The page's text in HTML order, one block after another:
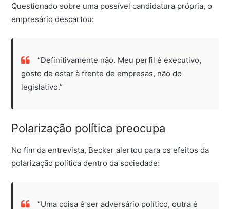
Questionado sobre uma possível candidatura própria, o
empresário descartou:
“Definitivamente não. Meu perfil é executivo,
gosto de estar à frente de empresas, não do
legislativo.”
Polarização política preocupa
No fim da entrevista, Becker alertou para os efeitos da
polarização política dentro da sociedade:
“Uma coisa é ser adversário político, outra é